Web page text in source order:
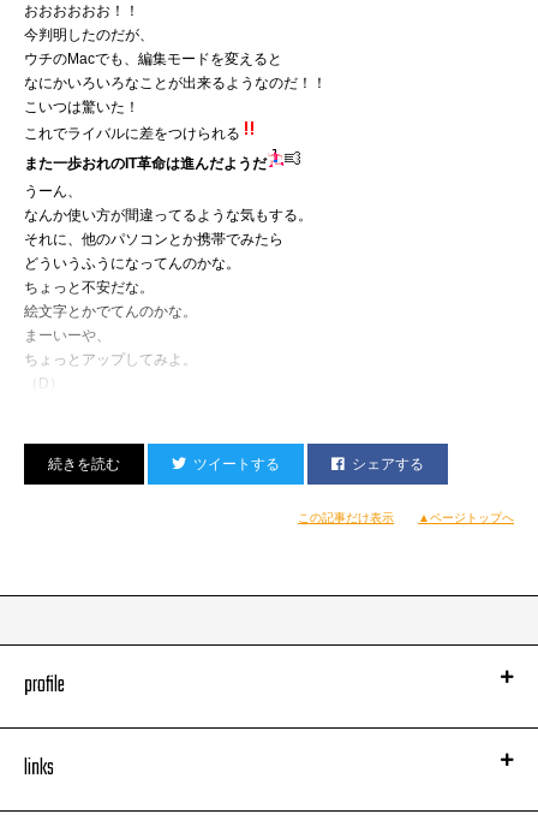
んでも翌日ちょっとした撮影があったため、外出。
中野にてマンちゃん(Miss Monday)と仮夫婦を演じる。
子供役のビビちゃん超かわいかった！けどまだ見せられんの。
キイロサンバン三上くん、おつかれさん。
その日熱は下がったんだけど、こんどは喉にきちゃって
（なんか今年の風邪はそうらしいっす）、
結局翌日もスタジオとばす。
タケちゃんメンゴ。
あー、もうひたすら寝続けるのにも飽きた。
以前医者から処方してもらった抗生物質探して飲んで
無理くり治す。
五月のリニューアルにむけて工事中の模様。
え？
なにいってんの？
おおおおおお！！
今判明したのだが、
ウチのMacでも、編集モードを変えると
なにかいろいろなことが出来るようなのだ！！
こいつは驚いた！
これでライバルに差をつけられる
また一歩おれのIT革命は進んだようだ
うーん、
なんか使い方が間違ってるような気もする。
それに、他のパソコンとか携帯でみたら
どういうふうになってんのかな。
ちょっと不安だな。
絵文字とかでてんのかな。
まーいーや、
ちょっとアップしてみよ。
（D）
ツイートする シェアする
この記事だけ表示 ▲ページトップへ
profile
links